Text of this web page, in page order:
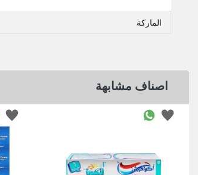
الماركة
اصناف مشابهة